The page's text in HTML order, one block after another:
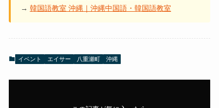
→ 韓国語教室 沖縄｜沖縄中国語・韓国語教室
イベント エイサー 八重瀬町 沖縄